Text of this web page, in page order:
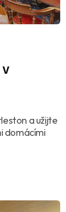
a užijte
domácími